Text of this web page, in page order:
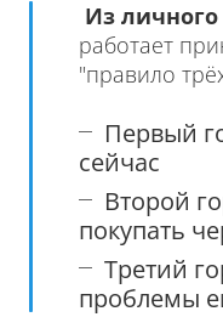
Из
работает
"правило
Первый
сейчас
Второй
покупать
Третий
проблемы